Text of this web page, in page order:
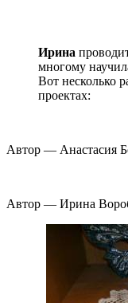
Ирина
многому
Вот несколько
проектах:
Автор — Анастасия
Автор — Ирина